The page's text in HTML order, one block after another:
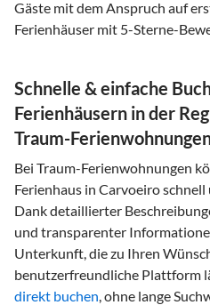
Gäste mit dem Anspruch auf
Ferienhäuser mit 5-Sterne-
Schnelle & einfache
Ferienhäusern in der
Traum-
Bei Traum-Ferienwohnungen
Ferienhaus in Carvoeiro
Dank detaillierter
und transparenter
Unterkunft, die zu Ihren
benutzerfreundliche Plattform
direkt buchen , ohne lange